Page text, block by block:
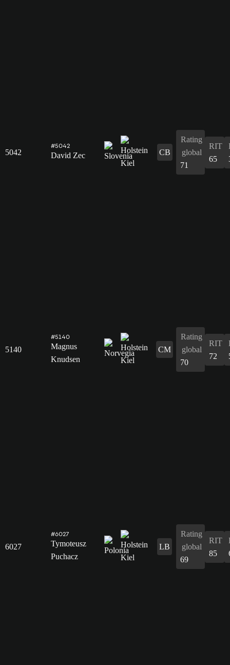
5042
#5042
David Zec CB
Rating
global
71
RIT
65
5140
#5140
Magnus
Knudsen
CM
Rating
global
70
RIT
72
6027
#6027
Tymoteusz
Puchacz
LB
Rating
global
69
RIT
85